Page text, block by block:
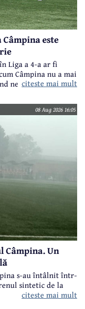
este
Liga a 4-a ar fi
Câmpina nu a mai
ne referim la
citeste mai mult
08 Aug 2026 16:05
Câmpina. Un
s-au întâlnit într-
sintetic de la
citeste mai mult